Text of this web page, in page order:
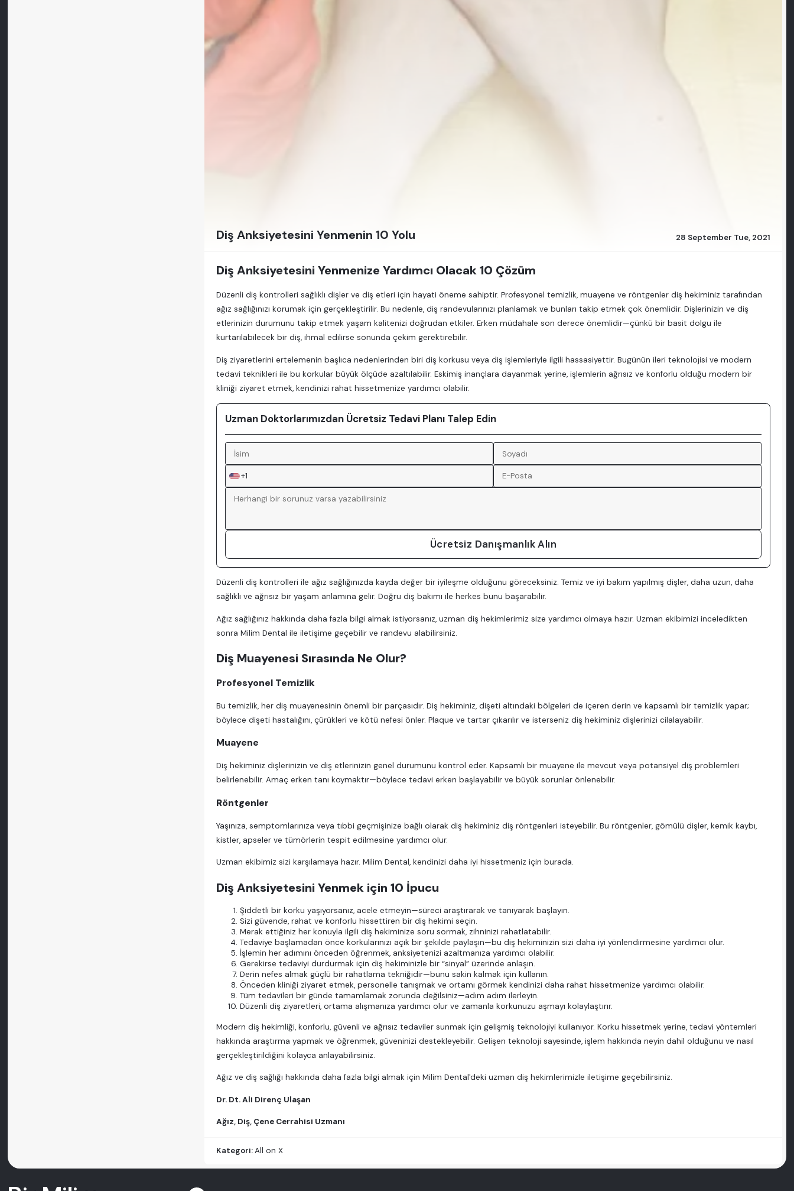
Diş Anksiyetesini Yenmenin 10 Yolu 28 September Tue, 2021
Diş Anksiyetesini Yenmenize Yardımcı Olacak 10 Çözüm
Düzenli diş kontrolleri sağlıklı dişler ve diş etleri için hayati öneme sahiptir. Profesyonel temizlik, muayene ve röntgenler diş hekiminiz tarafından
ağız sağlığınızı korumak için gerçekleştirilir. Bu nedenle, diş randevularınızı planlamak ve bunları takip etmek çok önemlidir. Dişlerinizin ve diş
etlerinizin durumunu takip etmek yaşam kalitenizi doğrudan etkiler. Erken müdahale son derece önemlidir—çünkü bir basit dolgu ile
kurtarılabilecek bir diş, ihmal edilirse sonunda çekim gerektirebilir.
Diş ziyaretlerini ertelemenin başlıca nedenlerinden biri diş korkusu veya diş işlemleriyle ilgili hassasiyettir. Bugünün ileri teknolojisi ve modern
tedavi teknikleri ile bu korkular büyük ölçüde azaltılabilir. Eskimiş inançlara dayanmak yerine, işlemlerin ağrısız ve konforlu olduğu modern bir
kliniği ziyaret etmek, kendinizi rahat hissetmenize yardımcı olabilir.
Uzman Doktorlarımızdan Ücretsiz Tedavi Planı Talep Edin
+1
Ücretsiz Danışmanlık Alın
Düzenli diş kontrolleri ile ağız sağlığınızda kayda değer bir iyileşme olduğunu göreceksiniz. Temiz ve iyi bakım yapılmış dişler, daha uzun, daha
sağlıklı ve ağrısız bir yaşam anlamına gelir. Doğru diş bakımı ile herkes bunu başarabilir.
Ağız sağlığınız hakkında daha fazla bilgi almak istiyorsanız, uzman diş hekimlerimiz size yardımcı olmaya hazır. Uzman ekibimizi inceledikten
sonra Milim Dental ile iletişime geçebilir ve randevu alabilirsiniz.
Diş Muayenesi Sırasında Ne Olur?
Profesyonel Temizlik
Bu temizlik, her diş muayenesinin önemli bir parçasıdır. Diş hekiminiz, dişeti altındaki bölgeleri de içeren derin ve kapsamlı bir temizlik yapar;
böylece dişeti hastalığını, çürükleri ve kötü nefesi önler. Plaque ve tartar çıkarılır ve isterseniz diş hekiminiz dişlerinizi cilalayabilir.
Muayene
Diş hekiminiz dişlerinizin ve diş etlerinizin genel durumunu kontrol eder. Kapsamlı bir muayene ile mevcut veya potansiyel diş problemleri
belirlenebilir. Amaç erken tanı koymaktır—böylece tedavi erken başlayabilir ve büyük sorunlar önlenebilir.
Röntgenler
Yaşınıza, semptomlarınıza veya tıbbi geçmişinize bağlı olarak diş hekiminiz diş röntgenleri isteyebilir. Bu röntgenler, gömülü dişler, kemik kaybı,
kistler, apseler ve tümörlerin tespit edilmesine yardımcı olur.
Uzman ekibimiz sizi karşılamaya hazır. Milim Dental, kendinizi daha iyi hissetmeniz için burada.
Diş Anksiyetesini Yenmek için 10 İpucu
Şiddetli bir korku yaşıyorsanız, acele etmeyin—süreci araştırarak ve tanıyarak başlayın.
Sizi güvende, rahat ve konforlu hissettiren bir diş hekimi seçin.
Merak ettiğiniz her konuyla ilgili diş hekiminize soru sormak, zihninizi rahatlatabilir.
Tedaviye başlamadan önce korkularınızı açık bir şekilde paylaşın—bu diş hekiminizin sizi daha iyi yönlendirmesine yardımcı olur.
İşlemin her adımını önceden öğrenmek, anksiyetenizi azaltmanıza yardımcı olabilir.
Gerekirse tedaviyi durdurmak için diş hekiminizle bir “sinyal” üzerinde anlaşın.
Derin nefes almak güçlü bir rahatlama tekniğidir—bunu sakin kalmak için kullanın.
Önceden kliniği ziyaret etmek, personelle tanışmak ve ortamı görmek kendinizi daha rahat hissetmenize yardımcı olabilir.
Tüm tedavileri bir günde tamamlamak zorunda değilsiniz—adım adım ilerleyin.
Düzenli diş ziyaretleri, ortama alışmanıza yardımcı olur ve zamanla korkunuzu aşmayı kolaylaştırır.
Modern diş hekimliği, konforlu, güvenli ve ağrısız tedaviler sunmak için gelişmiş teknolojiyi kullanıyor. Korku hissetmek yerine, tedavi yöntemleri
hakkında araştırma yapmak ve öğrenmek, güveninizi destekleyebilir. Gelişen teknoloji sayesinde, işlem hakkında neyin dahil olduğunu ve nasıl
gerçekleştirildiğini kolayca anlayabilirsiniz.
Ağız ve diş sağlığı hakkında daha fazla bilgi almak için Milim Dental'deki uzman diş hekimlerimizle iletişime geçebilirsiniz.
Dr. Dt. Ali Direnç Ulaşan
Ağız, Diş, Çene Cerrahisi Uzmanı
Kategori:All on X